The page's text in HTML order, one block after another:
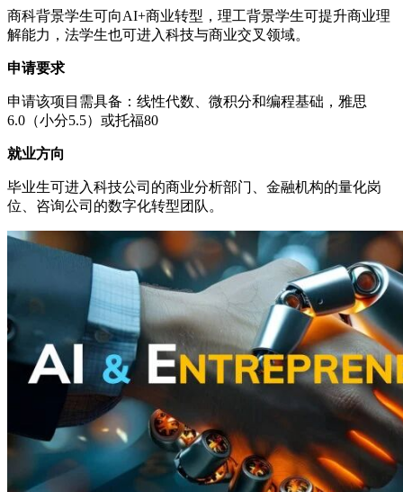
商科背景学生可向AI+商业转型，理工背景学生可提升商业理
解能力，法学生也可进入科技与商业交叉领域。
申请要求
申请该项目需具备：线性代数、微积分和编程基础，雅思
6.0（小分5.5）或托福80
就业方向
毕业生可进入科技公司的商业分析部门、金融机构的量化岗
位、咨询公司的数字化转型团队。